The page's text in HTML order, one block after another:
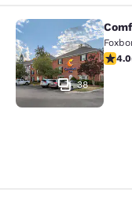
Comfort Inn
38
4.0